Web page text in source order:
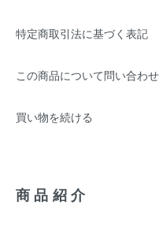
特定商取引法に基づく表記
この商品について問い合わ
買い物を続ける
商品紹介